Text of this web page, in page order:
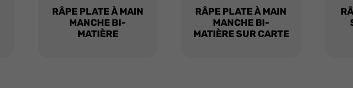
RÂPE PLATE À MAIN
MANCHE BI-
MATIÈRE
RÂPE PLATE À MAIN
MANCHE BI-
MATIÈRE SUR CARTE